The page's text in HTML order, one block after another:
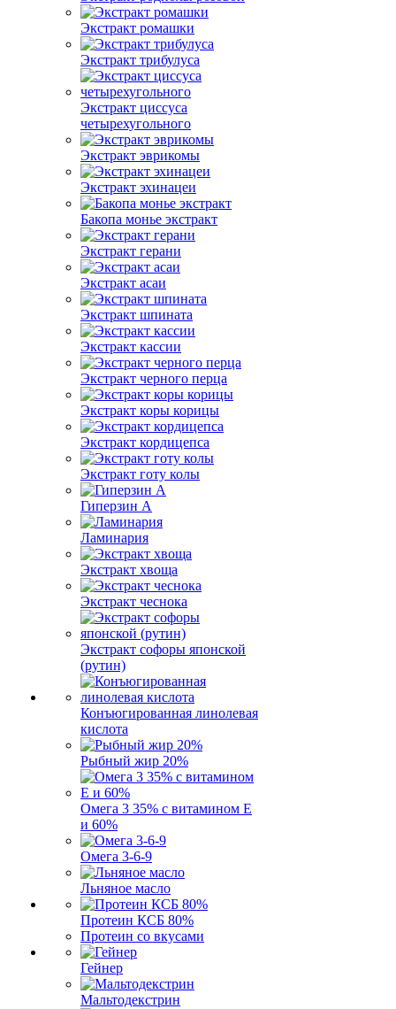
Экстракт ромашки
Экстракт трибулуса
Экстракт циссуса
четырехугольного
Экстракт эврикомы
Экстракт эхинацеи
Бакопа монье экстракт
Экстракт герани
Экстракт асаи
Экстракт шпината
Экстракт кассии
Экстракт черного перца
Экстракт коры корицы
Экстракт кордицепса
Экстракт готу колы
Гиперзин А
Ламинария
Экстракт хвоща
Экстракт чеснока
Экстракт софоры японской
(рутин)
Конъюгированная линолевая
кислота
Рыбный жир 20%
Омега 3 35% с витамином Е
и 60%
Омега 3-6-9
Льняное масло
Протеин КСБ 80%
Протеин со вкусами
Гейнер
Мальтодекстрин